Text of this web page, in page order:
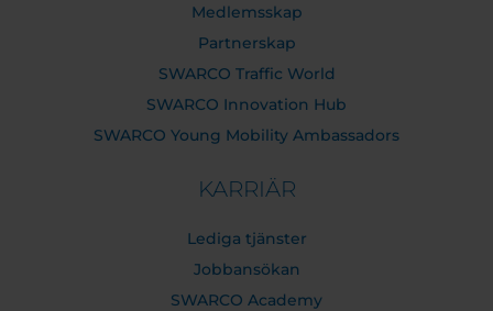
Medlemsskap
Partnerskap
SWARCO Traffic World
SWARCO Innovation Hub
SWARCO Young Mobility Ambassadors
KARRIÄR
Lediga tjänster
Jobbansökan
SWARCO Academy